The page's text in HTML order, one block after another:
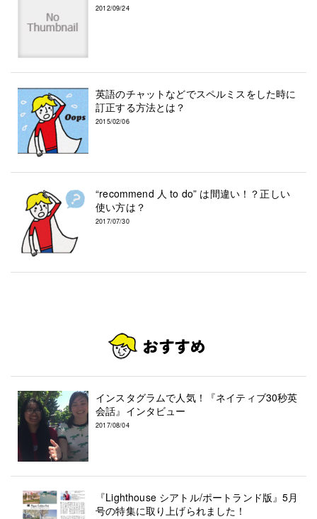
2012/09/24
英語のチャットなどでスペルミスをした時に
訂正する方法とは？
2015/02/06
“recommend 人 to do” は間違い！？正しい
使い方は？
2017/07/30
インスタグラムで人気！『ネイティブ30秒英
会話』インタビュー
2017/08/04
『Lighthouse シアトル/ポートランド版』5月
号の特集に取り上げられました！